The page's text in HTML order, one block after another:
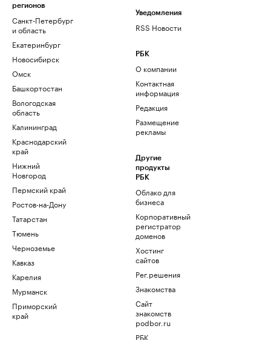
регионов
Санкт-Петербург
и область
Екатеринбург
Новосибирск
Омск
Башкортостан
Вологодская
область
Калининград
Краснодарский
край
Нижний
Новгород
Пермский край
Ростов-на-Дону
Татарстан
Тюмень
Черноземье
Кавказ
Карелия
Мурманск
Приморский
край
Уведомления
RSS Новости
РБК
О компании
Контактная
информация
Редакция
Размещение
рекламы
Другие
продукты
РБК
Облако для
бизнеса
Корпоративный
регистратор
доменов
Хостинг
сайтов
Рег.решения
Знакомства
Сайт
знакомств
podbor.ru
РБК